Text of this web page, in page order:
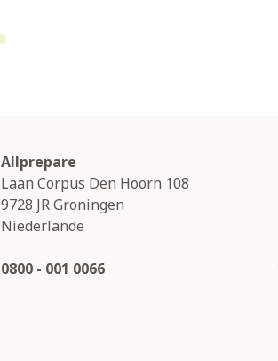
Allprepare
Laan Corpus Den Hoorn 108
9728 JRGroningen
Niederlande
0800 - 001 0066